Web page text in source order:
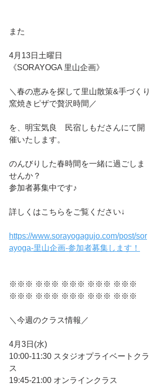
また
4月13日土曜日
《SORAYOGA 里山企画》
＼春の恵みを探して里山散策&手づくり
窯焼きピザで贅沢時間／
を、明宝気良　民宿しもださんにて開
催いたします。
のんびりした春時間を一緒に過ごしま
せんか？
参加者募集中です♪
詳しくはこちらをご覧ください↓
https://www.sorayogagujo.com/post/sor
ayoga-里山企画-参加者募集します！
※※※ ※※※ ※※※ ※※※ ※※※
※※※ ※※※ ※※※ ※※※ ※※※
＼今週のクラス情報／
4月3日(水)
10:00-11:30 スタジオプライベートクラ
ス
19:45-21:00 オンラインクラス